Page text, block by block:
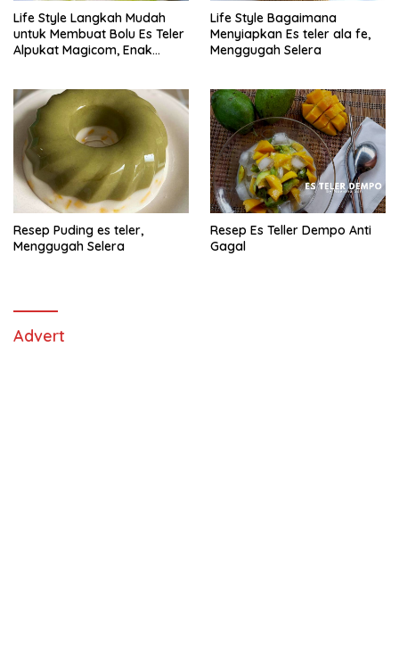
Life Style Langkah Mudah
untuk Membuat Bolu Es Teler
Alpukat Magicom, Enak
Life Style Bagaimana
Menyiapkan Es teler ala fe,
Menggugah Selera
Resep Puding es teler,
Menggugah Selera
Resep Es Teller Dempo Anti
Gagal
Advert